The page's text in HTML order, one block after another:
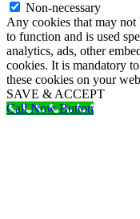
Non-necessary
Any cookies that may not
to function and is used
analytics, ads, other
cookies. It is mandatory
these cookies on your
SAVE & ACCEPT
Call Now Button